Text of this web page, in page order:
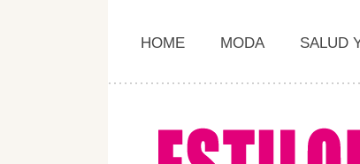
HOME MODA SALUD